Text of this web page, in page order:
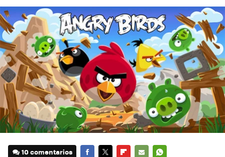
10 comentarios